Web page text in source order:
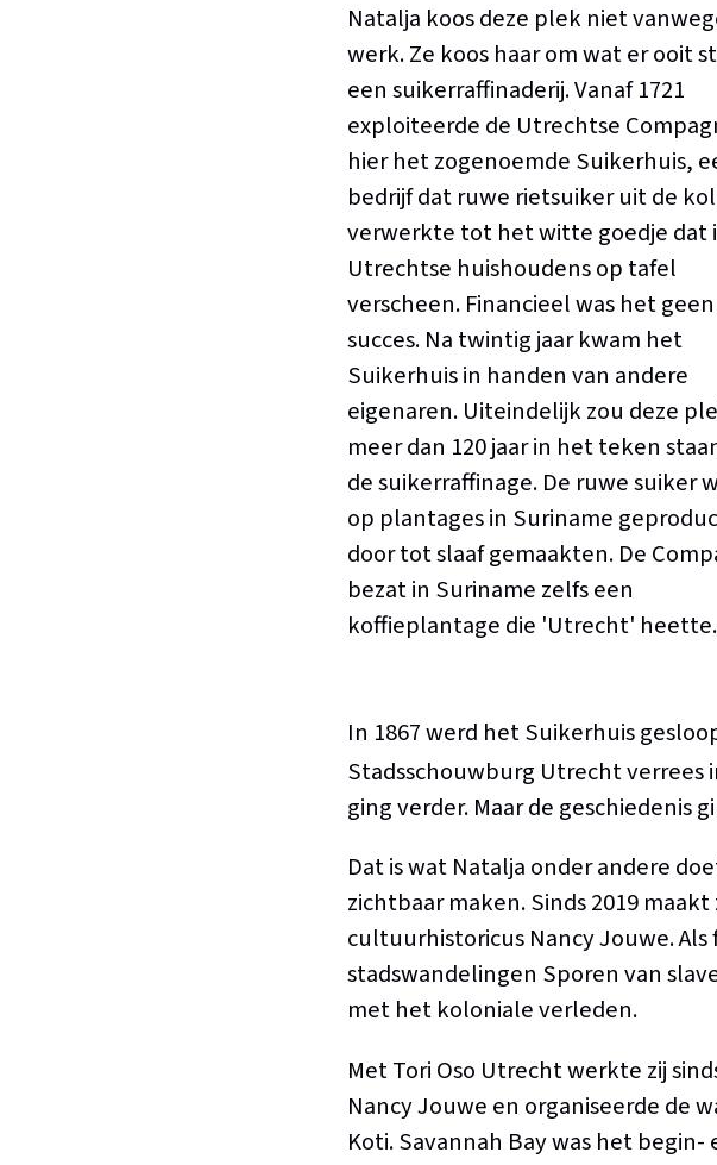
Natalja koos deze plek niet
werk. Ze koos haar om wat er ooit
een suikerraffinaderij. Vanaf 1721
exploiteerde de Utrechtse
hier het zogenoemde Suikerhuis,
bedrijf dat ruwe rietsuiker uit de
verwerkte tot het witte goedje dat
Utrechtse huishoudens op tafel
verscheen. Financieel was het
succes. Na twintig jaar kwam het
Suikerhuis in handen van andere
eigenaren. Uiteindelijk zou deze
meer dan 120 jaar in het teken
de suikerraffinage. De ruwe suiker
op plantages in Suriname
door tot slaaf gemaakten. De
bezat in Suriname zelfs een
koffieplantage die 'Utrecht' heette.
In 1867 werd het Suikerhuis
Stadsschouwburg Utrecht verrees
ging verder. Maar de geschiedenis
Dat is wat Natalja onder andere
zichtbaar maken. Sinds 2019
cultuurhistoricus Nancy Jouwe.
stadswandelingen Sporen van
met het koloniale verleden.
Met Tori Oso Utrecht werkte zij
Nancy Jouwe en organiseerde de
Koti. Savannah Bay was het